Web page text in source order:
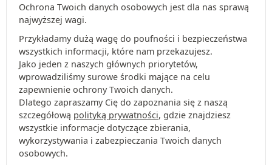
Ochrona Twoich danych osobowych jest dla nas sprawą
najwyższej wagi.
Przykładamy dużą wagę do poufności i bezpieczeństwa
wszystkich informacji, które nam przekazujesz.
Jako jeden z naszych głównych priorytetów,
wprowadziliśmy surowe środki mające na celu
zapewnienie ochrony Twoich danych.
Dlatego zapraszamy Cię do zapoznania się z naszą
szczegółową polityką prywatności, gdzie znajdziesz
wszystkie informacje dotyczące zbierania,
wykorzystywania i zabezpieczania Twoich danych
osobowych.